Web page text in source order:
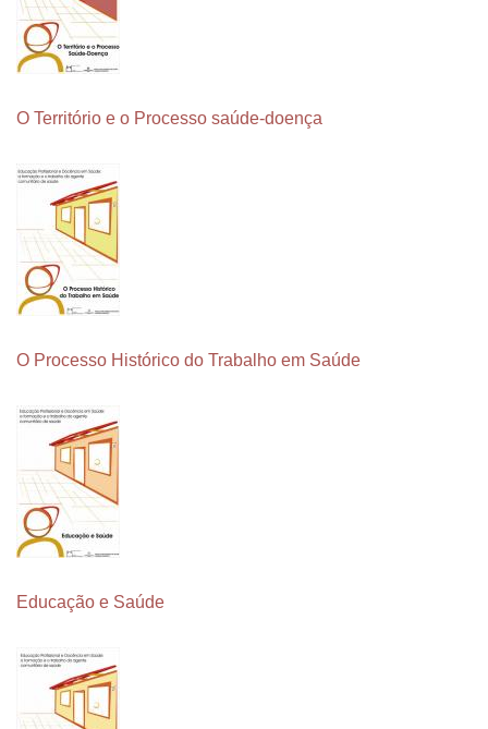
O Território e o Processo saúde-doença
O Processo Histórico do Trabalho em Saúde
Educação e Saúde